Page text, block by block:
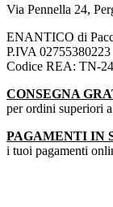
Via Pennella 24,
ENANTICO di
P.IVA 02755380223
Codice REA: TN-
CONSEGNA
per ordini superiori
PAGAMENTI IN
i tuoi pagamenti